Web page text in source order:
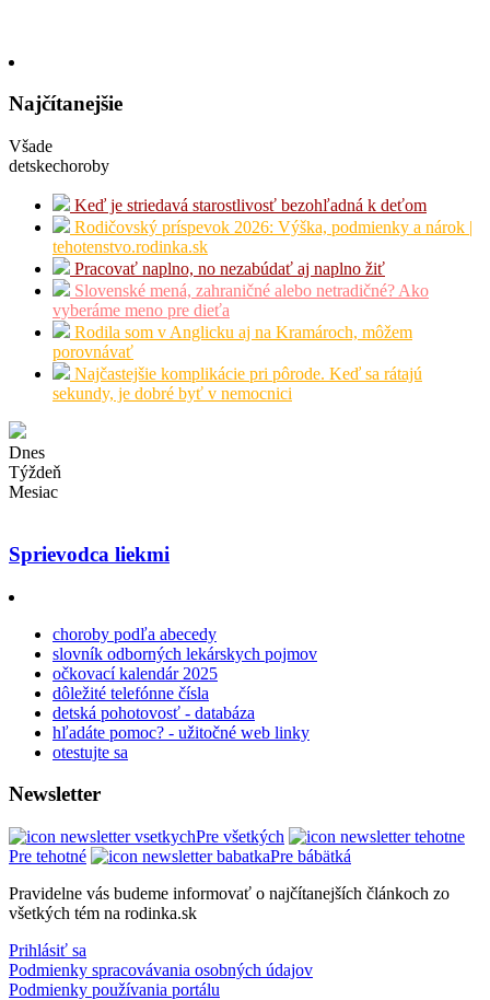
Najčítanejšie
Všade
detskechoroby
Keď je striedavá starostlivosť bezohľadná k deťom
Rodičovský príspevok 2026: Výška, podmienky a nárok |
tehotenstvo.rodinka.sk
Pracovať naplno, no nezabúdať aj naplno žiť
Slovenské mená, zahraničné alebo netradičné? Ako
vyberáme meno pre dieťa
Rodila som v Anglicku aj na Kramároch, môžem
porovnávať
Najčastejšie komplikácie pri pôrode. Keď sa rátajú
sekundy, je dobré byť v nemocnici
Dnes
Týždeň
Mesiac
Sprievodca liekmi
choroby podľa abecedy
slovník odborných lekárskych pojmov
očkovací kalendár 2025
dôležité telefónne čísla
detská pohotovosť - databáza
hľadáte pomoc? - užitočné web linky
otestujte sa
Newsletter
Pre všetkých
Pre tehotné
Pre bábätká
Pravidelne vás budeme informovať o najčítanejších článkoch zo
všetkých tém na rodinka.sk
Prihlásiť sa
Podmienky spracovávania osobných údajov
Podmienky používania portálu